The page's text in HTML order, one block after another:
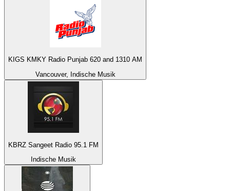
KIGS KMKY Radio Punjab 620 and 1310 AM
Vancouver, Indische Musik
KBRZ Sangeet Radio 95.1 FM
Indische Musik